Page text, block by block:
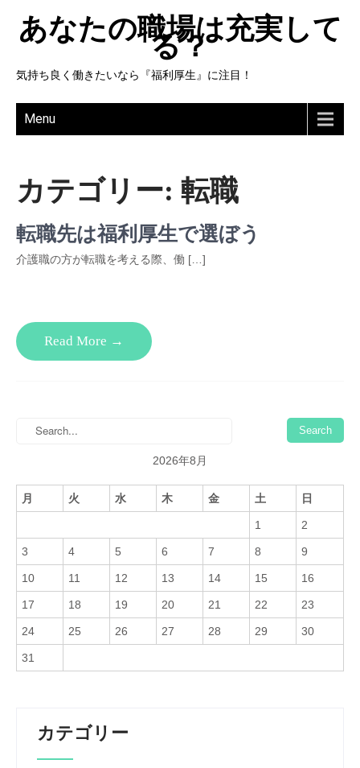
あなたの職場は充実して
る？
気持ち良く働きたいなら『福利厚生』に注目！
Menu
カテゴリー: 転職
転職先は福利厚生で選ぼう
介護職の方が転職を考える際、働 […]
Read More →
2026年8月
月 火 水 木 金 土 日
1 2
3 4 5 6 7 8 9
10 11 12 13 14 15 16
17 18 19 20 21 22 23
24 25 26 27 28 29 30
31
カテゴリー